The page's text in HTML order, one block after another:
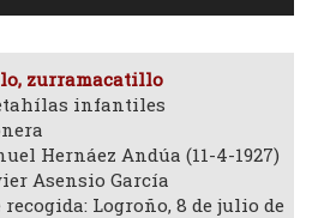
zurramacatillo
infantiles
Hernáez Andúa (11-4-1927)
Asensio García
Logroño, 8 de julio de